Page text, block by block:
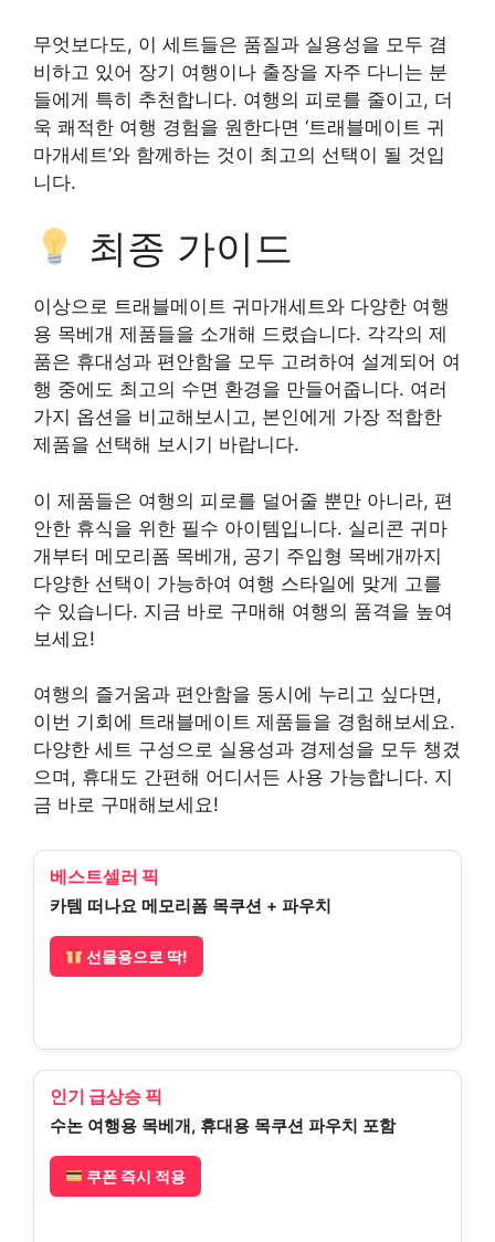
무엇보다도, 이 세트들은 품질과 실용성을 모두 겸
비하고 있어 장기 여행이나 출장을 자주 다니는 분
들에게 특히 추천합니다. 여행의 피로를 줄이고, 더
욱 쾌적한 여행 경험을 원한다면 ‘트래블메이트 귀
마개세트’와 함께하는 것이 최고의 선택이 될 것입
니다.
최종 가이드
이상으로 트래블메이트 귀마개세트와 다양한 여행
용 목베개 제품들을 소개해 드렸습니다. 각각의 제
품은 휴대성과 편안함을 모두 고려하여 설계되어 여
행 중에도 최고의 수면 환경을 만들어줍니다. 여러
가지 옵션을 비교해보시고, 본인에게 가장 적합한
제품을 선택해 보시기 바랍니다.
이 제품들은 여행의 피로를 덜어줄 뿐만 아니라, 편
안한 휴식을 위한 필수 아이템입니다. 실리콘 귀마
개부터 메모리폼 목베개, 공기 주입형 목베개까지
다양한 선택이 가능하여 여행 스타일에 맞게 고를
수 있습니다. 지금 바로 구매해 여행의 품격을 높여
보세요!
여행의 즐거움과 편안함을 동시에 누리고 싶다면,
이번 기회에 트래블메이트 제품들을 경험해보세요.
다양한 세트 구성으로 실용성과 경제성을 모두 챙겼
으며, 휴대도 간편해 어디서든 사용 가능합니다. 지
금 바로 구매해보세요!
베스트셀러 픽
카템 떠나요 메모리폼 목쿠션 + 파우치
선물용으로 딱!
인기 급상승 픽
수논 여행용 목베개, 휴대용 목쿠션 파우치 포함
쿠폰 즉시 적용